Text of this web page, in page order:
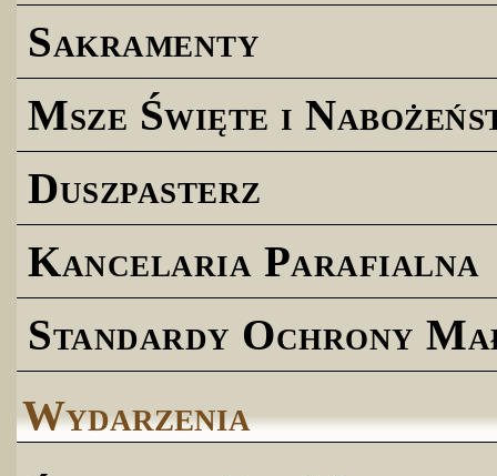
Sakramenty
Msze Święte i
Duszpasterz
Kancelaria Parafialna
Standardy Ochrony
Wydarzenia